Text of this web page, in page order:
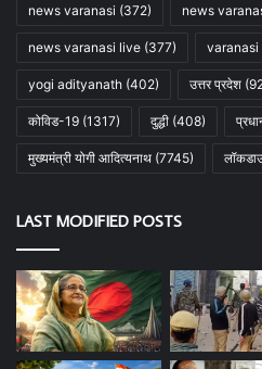
news varanasi (372) news
news varanasi live (377) varanasi
yogi adityanath (402) उत्तर प्रदेश
कोविड-19 (1317) दुद्धी (408)
मुख्यमंत्री योगी आदित्यनाथ (7745)
LAST MODIFIED POSTS